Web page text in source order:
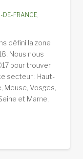
DE-FRANCE,
défini la zone
Nous nous
pour trouver
secteur : Haut-
Meuse, Vosges,
et Marne,